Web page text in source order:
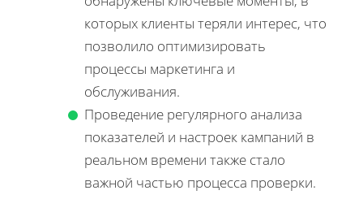
которых клиенты теряли интерес, что
позволило оптимизировать
процессы маркетинга и
обслуживания.
Проведение регулярного анализа
показателей и настроек кампаний в
реальном времени также стало
важной частью процесса проверки.